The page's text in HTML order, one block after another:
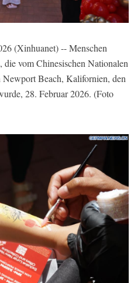
(Xinhuanet) -- Menschen
die vom Chinesischen Nationalen
Beach, Kalifornien, den
28. Februar 2026. (Foto